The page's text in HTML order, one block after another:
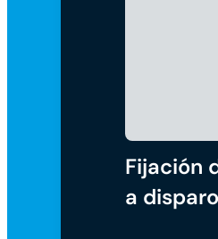
Fijación
a disparo